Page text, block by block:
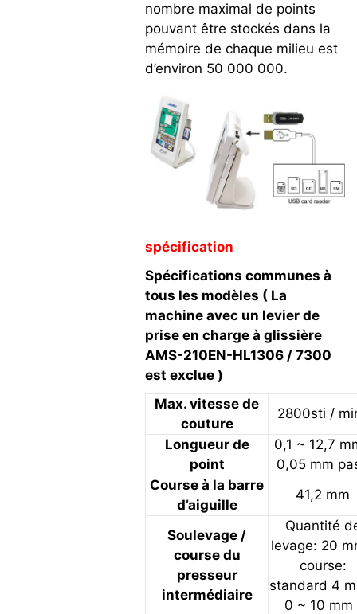
nombre maximal de points
pouvant être stockés dans la
mémoire de chaque milieu est
d’environ 50 000 000.
spécification
Spécifications communes à
tous les modèles ( La
machine avec un levier de
prise en charge à glissière
AMS-210EN-HL1306 / 7300
est exclue )
Max. vitesse de
couture
2800sti /
Longueur de
point
0,1 ~ 12,7
0,05 mm
Course à la barre
d’aiguille
41,2 mm
Soulevage /
course du
presseur
intermédiaire
Quantité
levage: 20
course:
standard 4
0 ~ 10 mm